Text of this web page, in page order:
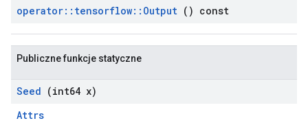
operator:: tensorflow:: Output () const
Publiczne funkcje statyczne
Seed (int64 x)
Attrs